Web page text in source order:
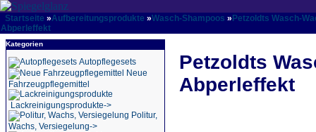
Startseite »Aufbereitungsprodukte »Wasch-Shampoos » Petzoldts Wasch-
Abperleffekt
Kategorien
Autopflegesets
Neue
Fahrzeugpflegemittel
Lackreinigungsprodukte->
Politur,
Wachs, Versiegelung->
Petzoldts
Abperleffekt